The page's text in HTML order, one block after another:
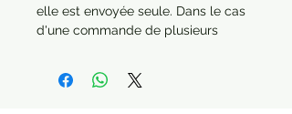
elle est envoyée seule. Dans le cas
d'une commande de plusieurs